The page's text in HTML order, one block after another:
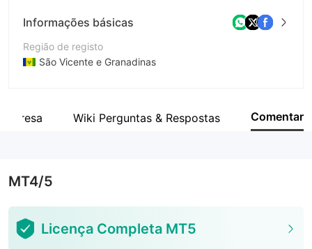
Informações básicas
Região de registo
São Vicente e Granadinas
Empresa
Wiki Perguntas & Respostas Comentar
MT4/5
Licença Completa MT5